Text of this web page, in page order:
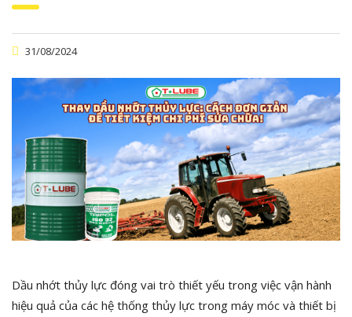
31/08/2024
Dầu nhớt thủy lực đóng vai trò thiết yếu trong việc vận hành
hiệu quả của các hệ thống thủy lực trong máy móc và thiết bị